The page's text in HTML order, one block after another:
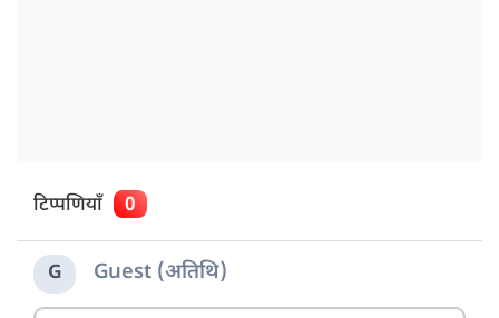
टिप्पणियाँ 0
G Guest (अतिथि)